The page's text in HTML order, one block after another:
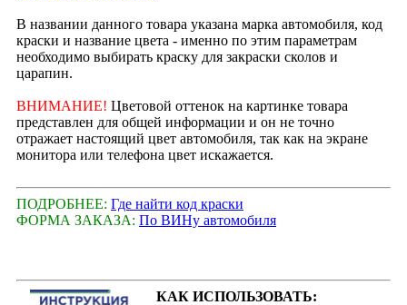
В названии данного товара указана марка автомобиля, код
краски и название цвета - именно по этим параметрам
необходимо выбирать краску для закраски сколов и
царапин.
ВНИМАНИЕ! Цветовой оттенок на картинке товара
представлен для общей информации и он не точно
отражает настоящий цвет автомобиля, так как на экране
монитора или телефона цвет искажается.
ПОДРОБНЕЕ: Где найти код краски
ФОРМА ЗАКАЗА: По ВИНу автомобиля
КАК ИСПОЛЬЗОВАТЬ: